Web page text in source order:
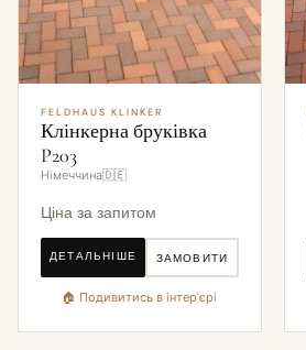
FELDHAUS KLINKER
Клінкерна бруківка
P203
Німеччина🇩🇪
Ціна за запитом
ДЕТАЛЬНІШЕ ЗАМОВИТИ
🏠 Подивитись в інтер'єрі